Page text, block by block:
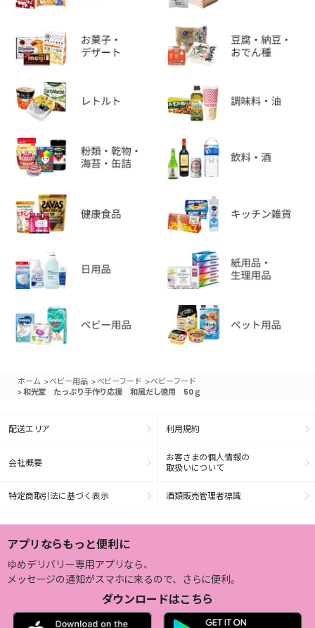
ホーム >ベビー用品 > ベビーフード >ベビーフード
>和光堂 たっぷり手作り応援 和風だし徳用 50ｇ
配送エリア 利用規約
会社概要
お客さまの個人情報の
取扱いについて
特定商取引法に基づく表示 酒類販売管理者標識
アプリならもっと便利に
ゆめデリバリー専用アプリなら、
メッセージの通知がスマホに来るので、さらに便利。
ダウンロードはこちら